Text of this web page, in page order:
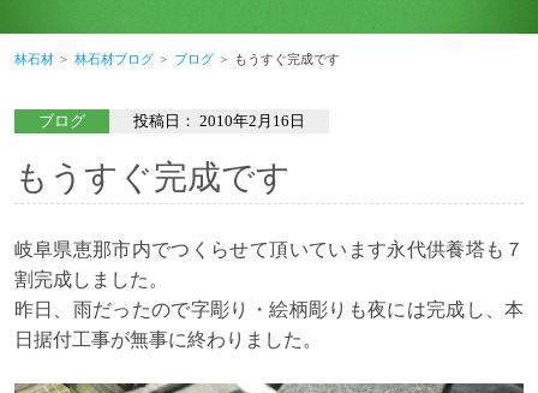
林石材 林石材ブログ ブログ もうすぐ完成です
ブログ 投稿日： 2010年2月16日
もうすぐ完成です
岐阜県恵那市内でつくらせて頂いています永代供養塔も７
割完成しました。
昨日、雨だったので字彫り・絵柄彫りも夜には完成し、本
日据付工事が無事に終わりました。